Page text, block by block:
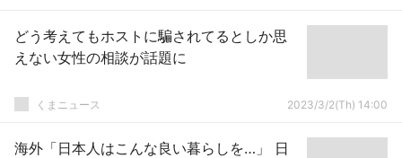
どう考えてもホストに騙されてるとしか思
えない女性の相談が話題に
くまニュース 2023/3/2(Th) 14:00
海外「日本人はこんな良い暮らしを…」 日